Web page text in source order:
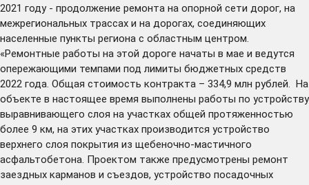
2021 году - продолжение ремонта на опорной сети дорог, на
межрегиональных трассах и на дорогах, соединяющих
населенные пункты региона с областным центром.
«Ремонтные работы на этой дороге начаты в мае и ведутся
опережающими темпами под лимиты бюджетных средств
2022 года. Общая стоимость контракта – 334,9 млн рублей. На
объекте в настоящее время выполнены работы по устройству
выравнивающего слоя на участках общей протяженностью
более 9 км, на этих участках производится устройство
верхнего слоя покрытия из щебеночно-мастичного
асфальтобетона. Проектом также предусмотрены ремонт
заездных карманов и съездов, устройство посадочных